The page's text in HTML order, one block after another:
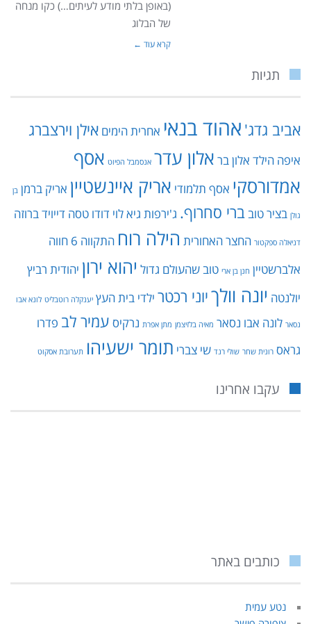
(באופן בלתי מודע לעיתים…) כקו מנחה
של הבלוג
קרא עוד ←
תגיות
אביב גדג' אהוד בנאי אחרית הימים אילן וירצברג
איפה הילד אלון בר אלון עדר אנסמבל הפיוט אסף
אמדורסקי אסף תלמודי אריק איינשטיין אריק ברמן בן
גולן בציר טובברי סחרוף. ג'ירפות גיא לוי דודו טסה דייויד ברוזה
דניאלה ספקטור החצר האחורית הילה רוח התקווה 6
חווה
אלברשטיין חנן בן ארי טוב שהעולם גדול יהוא ירון יהודית רביץ
יולנטה יונה וולךיוני רכטר ילדי בית העץ יענקלה רוטבליט לונא אבו
נסאר לונה אבו נסאר מאיה בלזיצמן מתן אפרת נרקיס עמיר לב פדרו
גראס רונית שחר שולי רנד שי צברי תומר ישעיהו תערובת אסקוט
עקבו אחרינו
כותבים באתר
נטע עמית